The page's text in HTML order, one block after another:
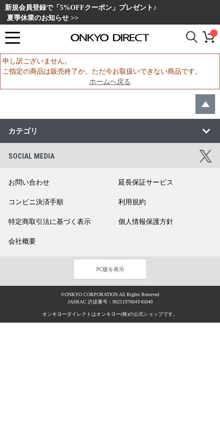
新規会員登録で「5%OFFクーポン」プレゼント♪
夏季休業のお知らせ >>
申し訳ございません。
ご指定の商品は販売終了か、ただ今お取扱いできない商品です。
ホームへ戻る
カテゴリ
SOCIAL MEDIA
お問い合わせ 延長保証サービス
コンビニ決済手順 利用規約
特定商取引法に基づく表示 個人情報保護方針
会社概要
PC版を表示
©ONKYO CORPORATION All Rights Reserved
JASRAC 許諾番号：9021197004Y45040
オンキヨーダイレクトはオンキヨー(株)の公式ショップです。